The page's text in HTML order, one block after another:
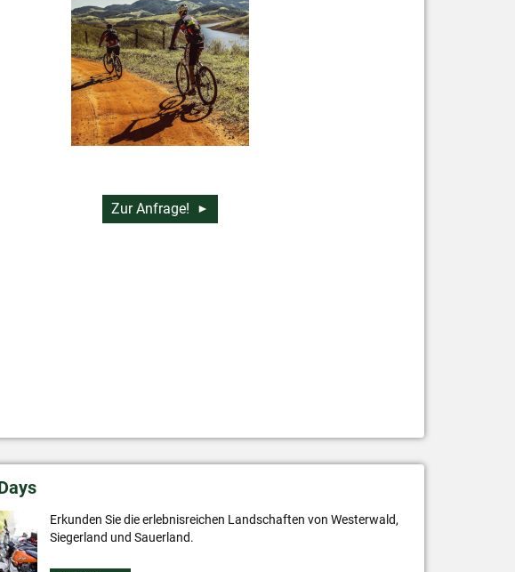
Zur Anfrage!
Erkunden Sie die erlebnisreichen Landschaften von Westerwald,
Siegerland und Sauerland.